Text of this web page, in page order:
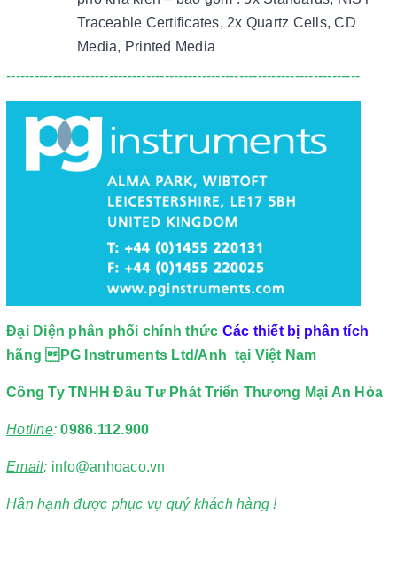
Traceable Certificates, 2x Quartz Cells, CD
Media, Printed Media
----------------------------------------------------------------------------
Đại Diện phân phối chính thức Các thiết bị phân tích
hãng PG Instruments Ltd/Anh tại Việt Nam
Công Ty TNHH Đầu Tư Phát Triển Thương Mại An Hòa
Hotline: 0986.112.900
Email: info@anhoaco.vn
Hân hạnh được phục vụ quý khách hàng !